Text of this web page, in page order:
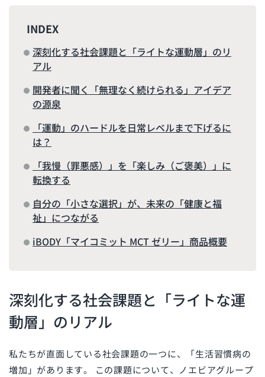
INDEX
深刻化する社会課題と「ライトな運動層」のリ
アル
開発者に聞く「無理なく続けられる」アイデア
の源泉
「運動」のハードルを日常レベルまで下げるに
は？
「我慢（罪悪感）」を「楽しみ（ご褒美）」に
転換する
自分の「小さな選択」が、未来の「健康と福
祉」につながる
iBODY「マイコミット MCT ゼリー」商品概要
深刻化する社会課題と「ライトな運
動層」のリアル
私たちが直面している社会課題の一つに、「生活習慣病の
増加」があります。 この課題について、ノエビアグループ